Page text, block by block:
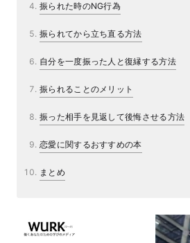
振られた時のNG行為
振られてから立ち直る方法
自分を一度振った人と復縁する方法
振られることのメリット
振った相手を見返して後悔させる方法
恋愛に関するおすすめの本
まとめ